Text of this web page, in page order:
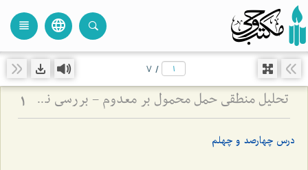
language
view_headline
/
7
تحلیل منطقی حمل محمول بر معدوم - بررسی نسبت میان وجود ذهنی و صدق قضایای حملیه 1
درس چهارصد و چهلم